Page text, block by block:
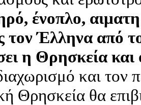
ένοπλο,
τον Έλληνα από
η Θρησκεία
και τον
Θρησκεία θα